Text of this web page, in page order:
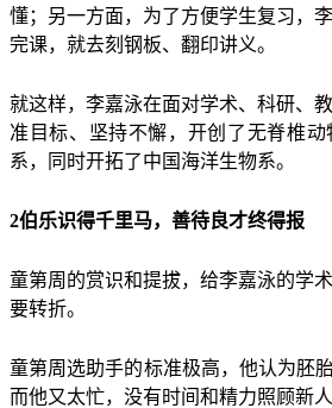
懂；另一方面，为了方便学生复习，
完课，就去刻钢板、翻印讲义。
就这样，李嘉泳在面对学术、科研、
准目标、坚持不懈，开创了无脊椎
系，同时开拓了中国海洋生物系。
2伯乐识得千里马，善待良才终得报
童第周的赏识和提拔，给李嘉泳的学
要转折。
童第周选助手的标准极高，他认为胚
而他又太忙，没有时间和精力照顾新